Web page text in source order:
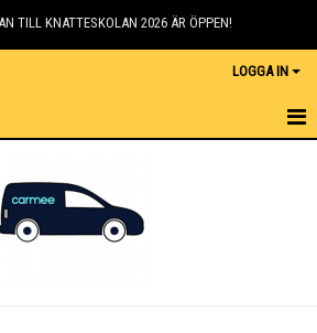
TILL KNATTESKOLAN 2026 ÄR ÖPPEN!
LOGGA IN